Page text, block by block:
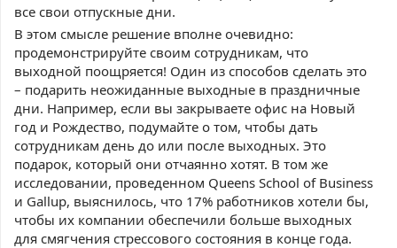
все свои отпускные дни.
В этом смысле решение вполне очевидно:
продемонстрируйте своим сотрудникам, что
выходной поощряется! Один из способов сделать это
– подарить неожиданные выходные в праздничные
дни. Например, если вы закрываете офис на Новый
год и Рождество, подумайте о том, чтобы дать
сотрудникам день до или после выходных. Это
подарок, который они отчаянно хотят. В том же
исследовании, проведенном Queens School of Business
и Gallup, выяснилось, что 17% работников хотели бы,
чтобы их компании обеспечили больше выходных
для смягчения стрессового состояния в конце года.